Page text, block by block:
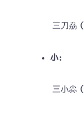
三刀刕
小：
三小尛